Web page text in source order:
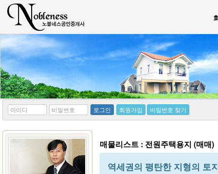
*
아
디
*
비
번
호
로그인 회원가입 비밀번호 찾기
매물리스트 : 전원주택용지 (매매)
역세권의 평탄한 지형의 토